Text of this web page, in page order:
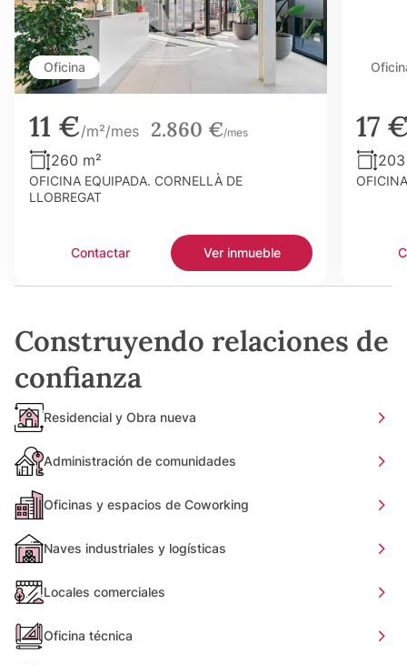
Oficina
11 €/m²/mes 2.860 €/mes
260 m²
OFICINA EQUIPADA. CORNELLÀ DE
LLOBREGAT
Contactar Ver inmueble
17
Construyendo relaciones de
confianza
Residencial y Obra nueva
Administración de comunidades
Oficinas y espacios de Coworking
Naves industriales y logísticas
Locales comerciales
Oficina técnica